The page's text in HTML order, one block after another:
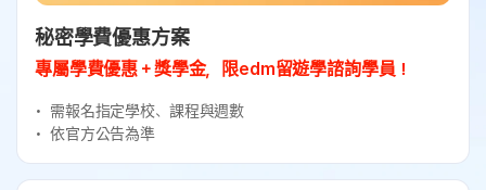
秘密學費優惠方案
專屬學費優惠＋獎學金，限edm留遊學諮詢學員！
需報名指定學校、課程與週數
依官方公告為準